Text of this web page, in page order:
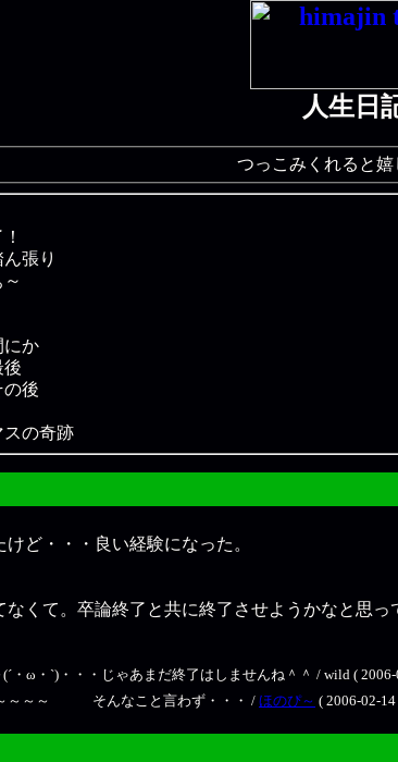
人生日
つっこみくれると嬉
張り
か
後
後
の奇跡
ど・・・良い経験になった。
くて。卒論終了と共に終了させようかなと思っ
・ω・`)・・・じゃあまだ終了はしませんね＾＾ / wild ( 2006-
～～～～ そんなこと言わず・・・ /ほのぴ～ ( 2006-02-